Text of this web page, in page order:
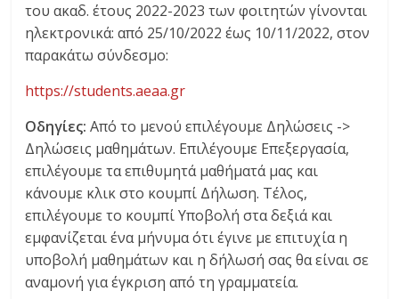
του ακαδ. έτους 2022-2023 των φοιτητών γίνονται
ηλεκτρονικά: από 25/10/2022 έως 10/11/2022, στον
παρακάτω σύνδεσμο:
https://students.aeaa.gr
Οδηγίες: Από το μενού επιλέγουμε Δηλώσεις ->
Δηλώσεις μαθημάτων. Επιλέγουμε Επεξεργασία,
επιλέγουμε τα επιθυμητά μαθήματά μας και
κάνουμε κλικ στο κουμπί Δήλωση. Τέλος,
επιλέγουμε το κουμπί Υποβολή στα δεξιά και
εμφανίζεται ένα μήνυμα ότι έγινε με επιτυχία η
υποβολή μαθημάτων και η δήλωσή σας θα είναι σε
αναμονή για έγκριση από τη γραμματεία.